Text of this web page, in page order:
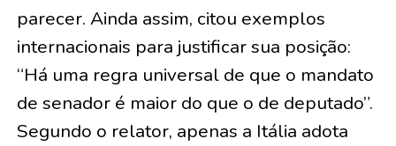
parecer. Ainda assim, citou exemplos
internacionais para justificar sua posição:
“Há uma regra universal de que o mandato
de senador é maior do que o de deputado”.
Segundo o relator, apenas a Itália adota